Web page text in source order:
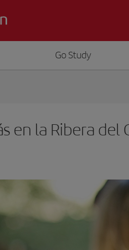
Go Study
en la Ribera del